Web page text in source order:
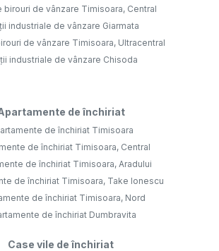
birouri de vânzare Timisoara, Central
industriale de vânzare Giarmata
de vânzare Timisoara, Ultracentral
industriale de vânzare Chisoda
de închiriat
de închiriat Timisoara
de închiriat Timisoara, Central
de închiriat Timisoara, Aradului
de închiriat Timisoara, Take Ionescu
de închiriat Timisoara, Nord
de închiriat Dumbravita
Case vile de închiriat